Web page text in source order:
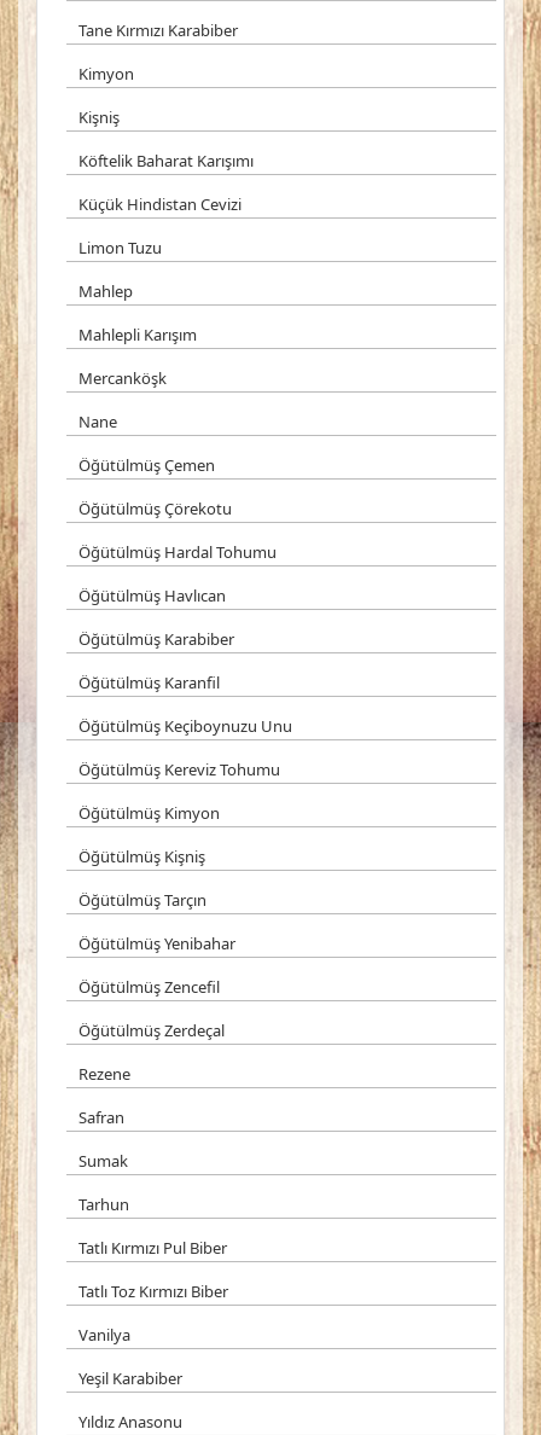
Tane Kırmızı Karabiber
Kimyon
Kişniş
Köftelik Baharat Karışımı
Küçük Hindistan Cevizi
Limon Tuzu
Mahlep
Mahlepli Karışım
Mercanköşk
Nane
Öğütülmüş Çemen
Öğütülmüş Çörekotu
Öğütülmüş Hardal Tohumu
Öğütülmüş Havlıcan
Öğütülmüş Karabiber
Öğütülmüş Karanfil
Öğütülmüş Keçiboynuzu Unu
Öğütülmüş Kereviz Tohumu
Öğütülmüş Kimyon
Öğütülmüş Kişniş
Öğütülmüş Tarçın
Öğütülmüş Yenibahar
Öğütülmüş Zencefil
Öğütülmüş Zerdeçal
Rezene
Safran
Sumak
Tarhun
Tatlı Kırmızı Pul Biber
Tatlı Toz Kırmızı Biber
Vanilya
Yeşil Karabiber
Yıldız Anasonu